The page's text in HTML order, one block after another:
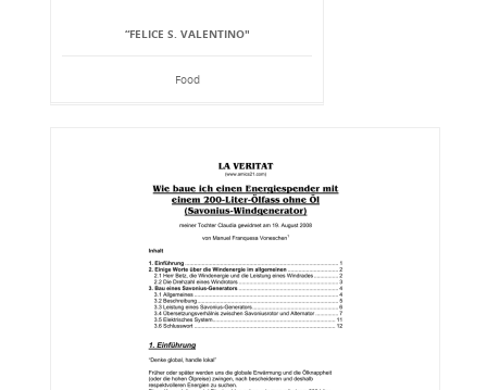
“FELICE S. VALENTINO"
Food